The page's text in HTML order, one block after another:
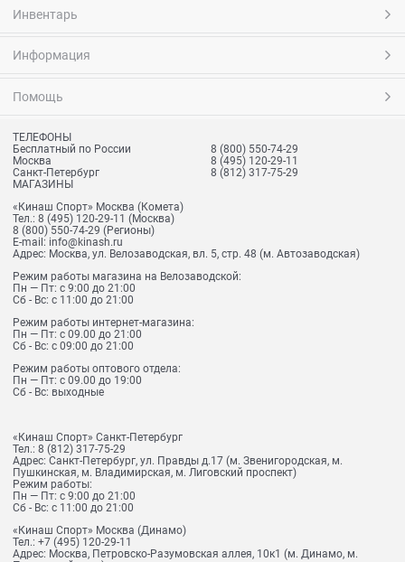
Инвентарь
Информация
Помощь
ТЕЛЕФОНЫ
Бесплатный по России
8 (800) 550-74-29
Москва
8 (495) 120-29-11
Санкт-Петербург
8 (812) 317-75-29
МАГАЗИНЫ
«Кинаш Спорт» Москва (Комета)
Тел.: 8 (495) 120-29-11 (Москва)
8 (800) 550-74-29 (Регионы)
E-mail: info@kinash.ru
Адрес: Москва, ул. Велозаводская, вл. 5, стр. 48 (м. Автозаводская)
Режим работы магазина на Велозаводской:
Пн — Пт: с 9:00 до 21:00
Сб - Вс: с 11:00 до 21:00
Режим работы интернет-магазина:
Пн — Пт: с 09.00 до 21:00
Сб - Вс: с 09:00 до 21:00
Режим работы оптового отдела:
Пн — Пт: с 09.00 до 19:00
Сб - Вс: выходные
«Кинаш Спорт» Санкт-Петербург
Тел.: 8 (812) 317-75-29
Адрес: Санкт-Петербург, ул. Правды д.17 (м. Звенигородская, м.
Пушкинская, м. Владимирская, м. Лиговский проспект)
Режим работы:
Пн — Пт: с 9:00 до 21:00
Сб - Вс: с 11:00 до 21:00
«Кинаш Спорт» Москва (Динамо)
Тел.: +7 (495) 120-29-11
Адрес: Москва, Петровско-Разумовская аллея, 10к1 (м. Динамо, м.